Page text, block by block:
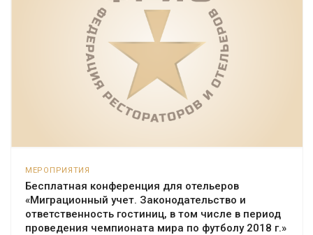
МЕРОПРИЯТИЯ
Бесплатная конференция для отельеров
«Миграционный учет. Законодательство и
ответственность гостиниц, в том числе в период
проведения чемпионата мира по футболу 2018 г.»